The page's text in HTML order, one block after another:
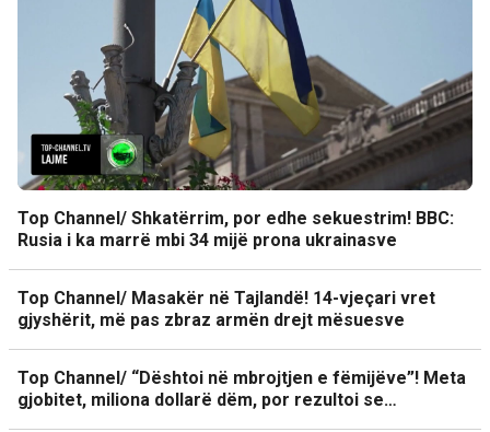
Top Channel/ Shkatërrim, por edhe sekuestrim! BBC:
Rusia i ka marrë mbi 34 mijë prona ukrainasve
Top Channel/ Masakër në Tajlandë! 14-vjeçari vret
gjyshërit, më pas zbraz armën drejt mësuesve
Top Channel/ “Dështoi në mbrojtjen e fëmijëve”! Meta
gjobitet, miliona dollarë dëm, por rezultoi se…